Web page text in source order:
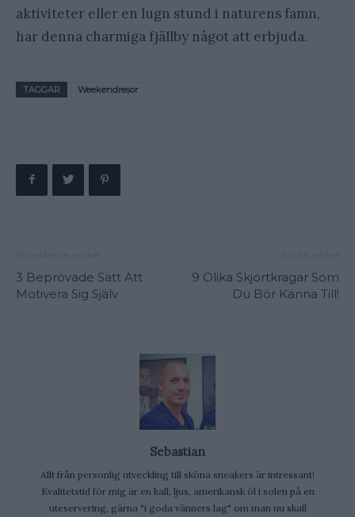
aktiviteter eller en lugn stund i naturens famn,
har denna charmiga fjällby något att erbjuda.
TAGGAR Weekendresor
3 Beprövade Sätt Att
Motivera Sig Själv
9 Olika Skjortkragar Som
Du Bör Känna Till!
Sebastian
Allt från personlig utveckling till sköna sneakers är intressant!
Kvalitetstid för mig är en kall, ljus, amerikansk öl i solen på en
uteservering, gärna "i goda vänners lag" om man nu skall